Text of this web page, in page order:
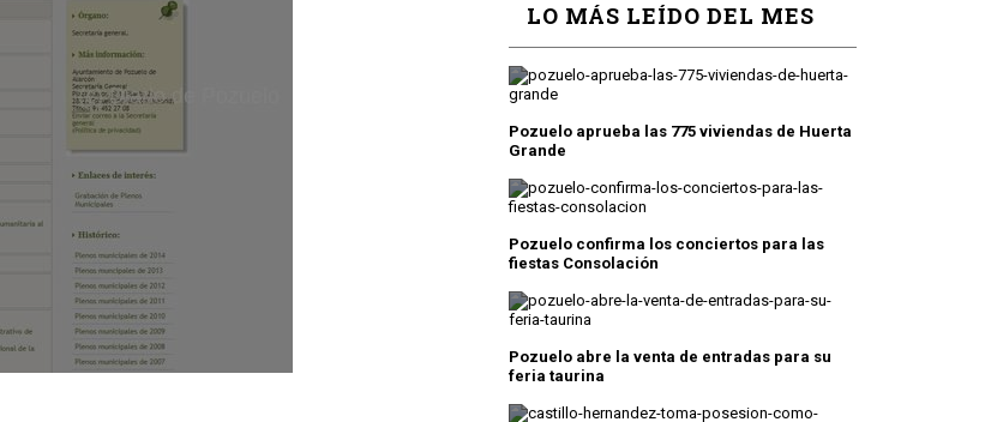
LO MÁS LEÍDO DEL MES
Pozuelo aprueba las 775 viviendas de Huerta
Grande
Pozuelo confirma los conciertos para las
fiestas Consolación
Pozuelo abre la venta de entradas para su
feria taurina